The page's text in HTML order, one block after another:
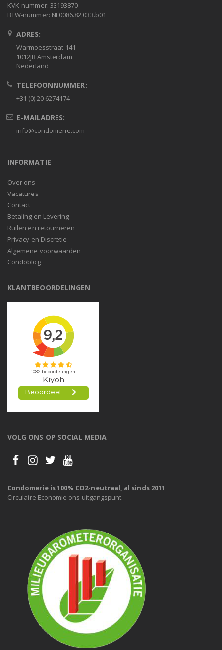
KVK-nummer: 33193870
BTW-nummer: NL0086.82.033.b01
ADRES:
Warmoesstraat 141
1012JB Amsterdam
Nederland
TELEFOONNUMMER:
+31 (0) 20 6274174
E-MAILADRES:
info@condomerie.com
INFORMATIE
Over ons
Vacatures
Contact
Betaling en Levering
Ruilen en retourneren
Privacy en Discretie
Algemene voorwaarden
Condoblog
KLANTBEOORDELINGEN
VOLG ONS OP SOCIAL MEDIA
Condomerie is 100% CO2-neutraal, al sinds 2011
Circulaire Economie ons uitgangspunt.